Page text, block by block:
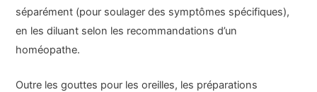
séparément (pour soulager des symptômes spécifiques),
en les diluant selon les recommandations d’un
homéopathe.
Outre les gouttes pour les oreilles, les préparations